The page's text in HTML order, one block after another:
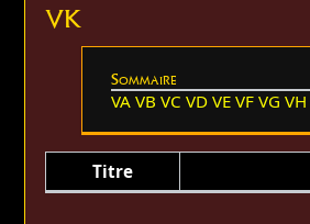
VK
Sommaire
VA VB VC VD VE VF VG VH
Titre